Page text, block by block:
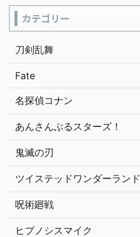
カテゴリー
刀剣乱舞
Fate
名探偵コナン
あんさんぶるスターズ！
鬼滅の刃
ツイステッドワンダーランド
呪術廻戦
ヒプノシスマイク